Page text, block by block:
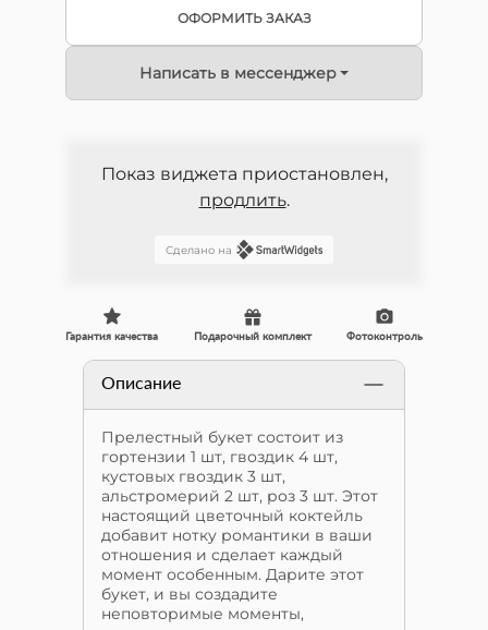
ОФОРМИТЬ ЗАКАЗ
Написать в мессенджер
Показ виджета приостановлен,
продлить.
Сделано на
Гарантия качества Фотоконтроль
Подарочный комплект
Описание
Прелестный букет состоит из
гортензии 1 шт, гвоздик 4 шт,
кустовых гвоздик 3 шт,
альстромерий 2 шт, роз 3 шт. Этот
настоящий цветочный коктейль
добавит нотку романтики в ваши
отношения и сделает каждый
момент особенным. Дарите этот
букет, и вы создадите
неповторимые моменты,